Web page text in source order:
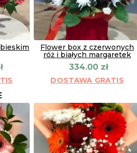
Flower box z czerwonych
róż i białych margaretek
334.00 zł
DOSTAWA GRATIS